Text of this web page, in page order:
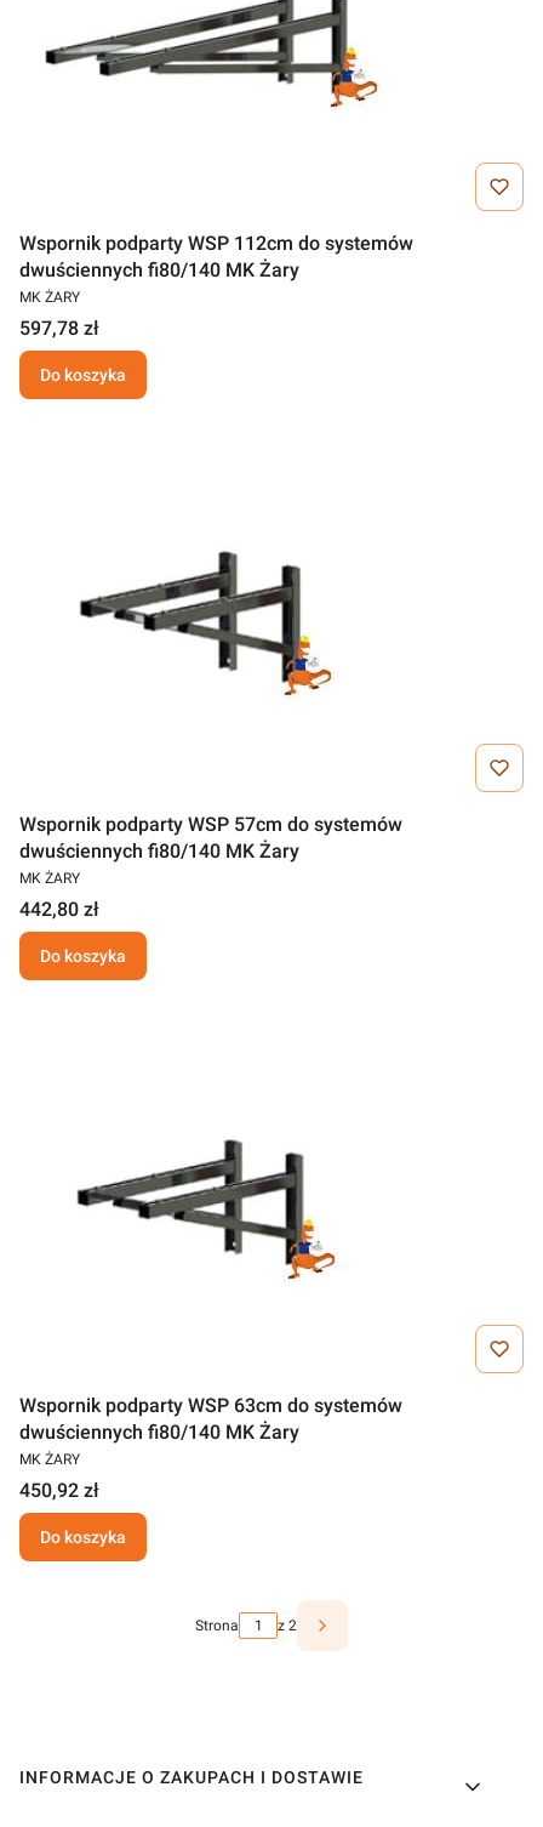
Wspornik podparty WSP 112cm do systemów
dwuściennych fi80/140 MK Żary
MK ŻARY
597,78 zł
Do koszyka
Wspornik podparty WSP 57cm do systemów
dwuściennych fi80/140 MK Żary
MK ŻARY
442,80 zł
Do koszyka
Wspornik podparty WSP 63cm do systemów
dwuściennych fi80/140 MK Żary
MK ŻARY
450,92 zł
Do koszyka
Strona z 2
Linki w stopce
INFORMACJE O ZAKUPACH I DOSTAWIE